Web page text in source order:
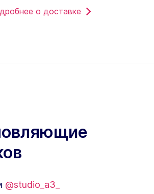
о доставке
@studio_a3_